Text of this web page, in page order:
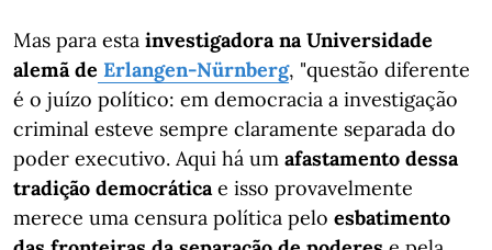
Mas para esta investigadora na Universidade
alemã de Erlangen-Nürnberg, "questão diferente
é o juízo político: em democracia a investigação
criminal esteve sempre claramente separada do
poder executivo. Aqui há um afastamento dessa
tradição democráticae isso provavelmente
merece uma censura política pelo esbatimento